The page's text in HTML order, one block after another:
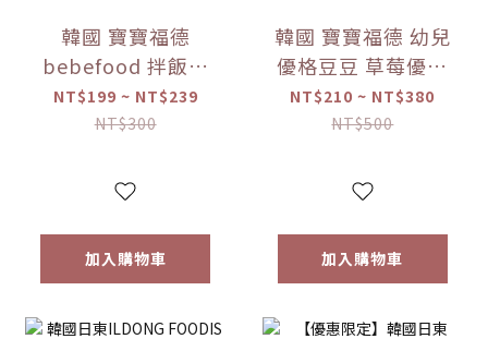
韓國 寶寶福德
bebefood 拌飯料
蔬菜/海味 (28g)
【優惠限定】-(限
NT$199 ~ NT$239
NT$300
加入購物車
韓國 寶寶福德 幼兒
優格豆豆 草莓優格
豆逗餅(17g) 【優惠
限定】 1入/兩入組
NT$210 ~ NT$380
NT$500
加入購物車